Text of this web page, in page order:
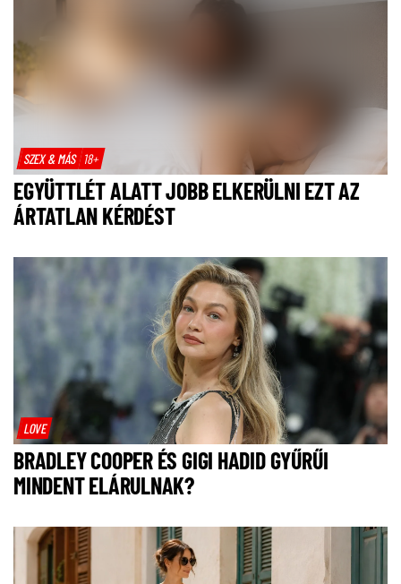
SZEX & MÁS 18+
EGYÜTTLÉT ALATT JOBB ELKERÜLNI EZT AZ
ÁRTATLAN KÉRDÉST
LOVE
BRADLEY COOPER ÉS GIGI HADID GYŰRŰI
MINDENT ELÁRULNAK?